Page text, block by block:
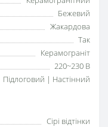
Бежевий
Жакардова
Так
Керамограніт
220~230 В
Підлоговий | Настінний
Сірі відтінки